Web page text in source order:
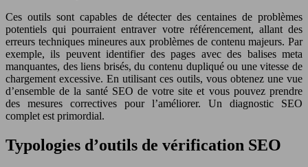
Ces outils sont capables de détecter des centaines de problèmes
potentiels qui pourraient entraver votre référencement, allant des
erreurs techniques mineures aux problèmes de contenu majeurs. Par
exemple, ils peuvent identifier des pages avec des balises meta
manquantes, des liens brisés, du contenu dupliqué ou une vitesse de
chargement excessive. En utilisant ces outils, vous obtenez une vue
d’ensemble de la santé SEO de votre site et vous pouvez prendre
des mesures correctives pour l’améliorer. Un diagnostic SEO
complet est primordial.
Typologies d’outils de vérification SEO